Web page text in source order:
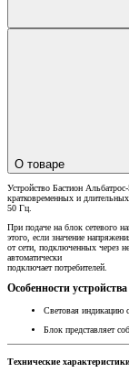
О товаре
Устройство Бастион
кратковременных и
50 Гц.
При подаче на блок сетевого
этого, если значение
от сети, подключенных через
автоматически
подключает потребителей.
Особенности
Световая индикацию
Блок представляет
Технические